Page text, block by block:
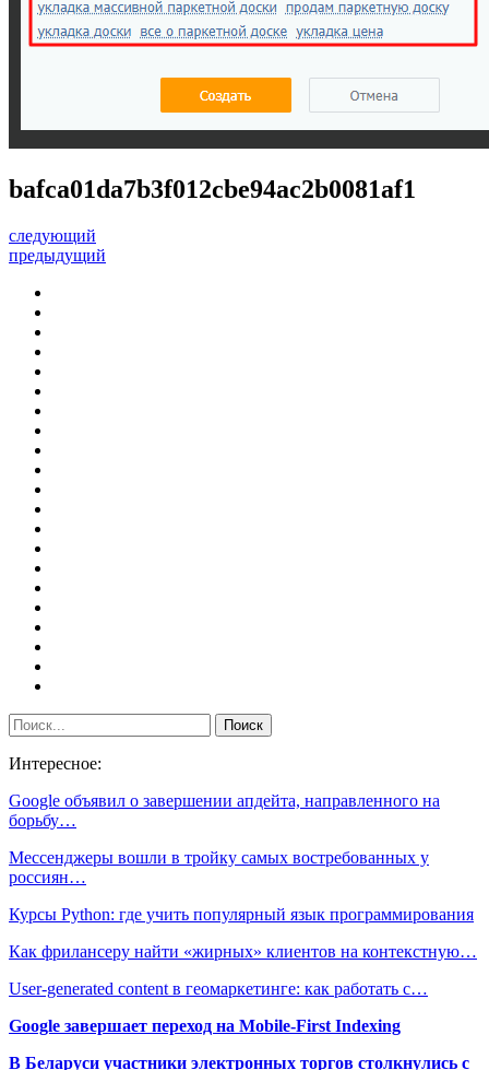
bafca01da7b3f012cbe94ac2b0081af1
следующий
предыдущий
Интересное:
Google объявил о завершении апдейта, направленного на
борьбу…
Мессенджеры вошли в тройку самых востребованных у
россиян…
Курсы Python: где учить популярный язык программирования
Как фрилансеру найти «жирных» клиентов на контекстную…
User-generated content в геомаркетинге: как работать с…
Google завершает переход на Mobile-First Indexing
В Беларуси участники электронных торгов столкнулись с